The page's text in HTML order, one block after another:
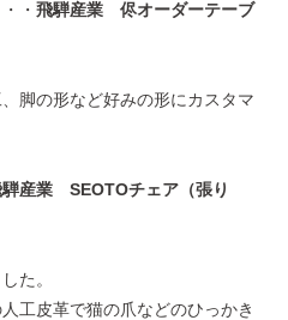
・ 飛騨産業 侭オーダーテーブ
脚の形など好みの形にカスタマ
産業 SEOTOチェア（張り
た。
工皮革で猫の爪などのひっかき